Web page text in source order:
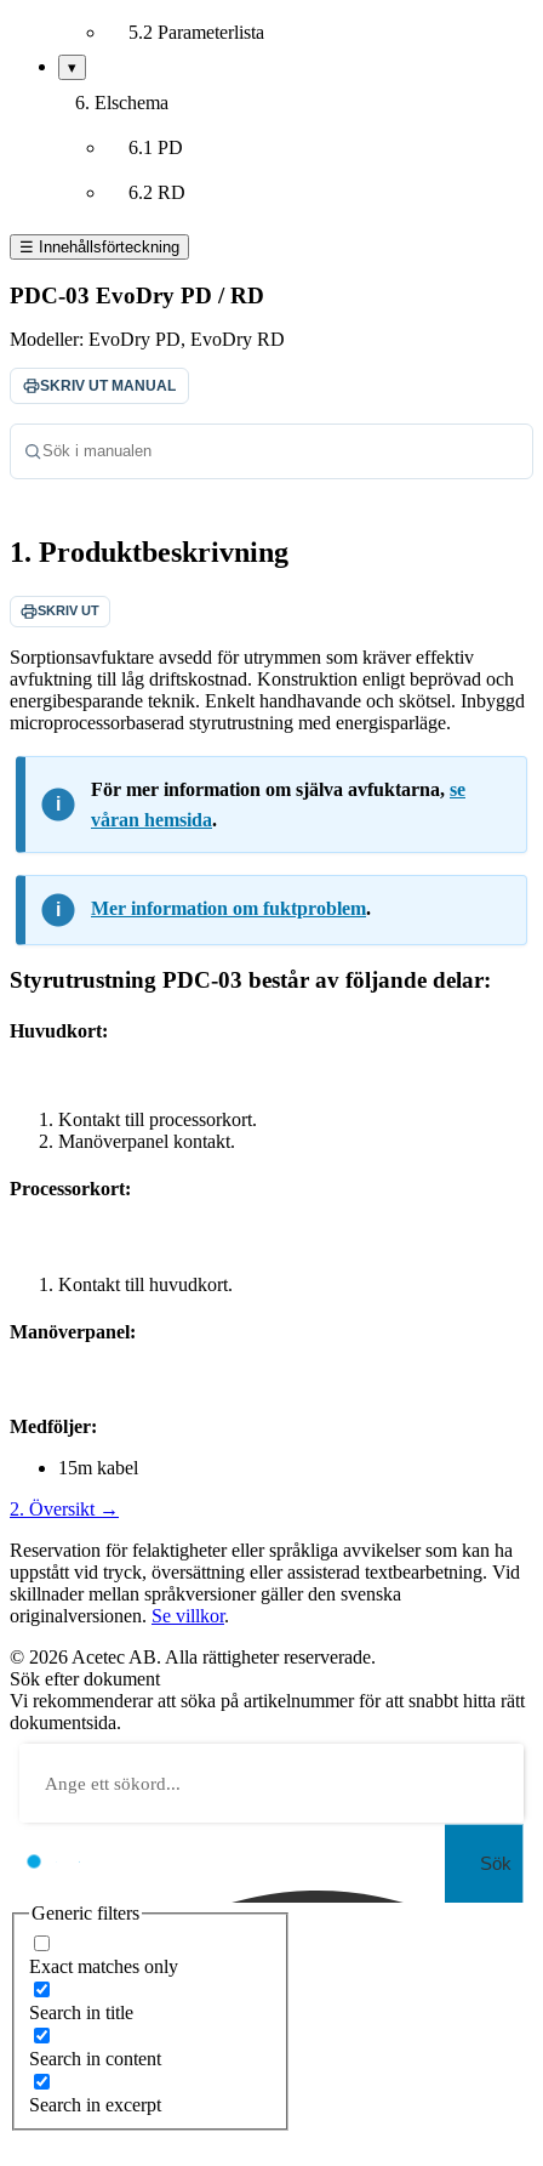
5.2 Parameterlista
▾Visa/dölj
undersektioner
6. Elschema
6.1 PD
6.2 RD
☰ Innehållsförteckning
PDC-03 EvoDry PD / RD
Modeller: EvoDry PD, EvoDry RD
SKRIV UT MANUAL
Sök i manualen
1. Produktbeskrivning
SKRIV UT
Sorptionsavfuktare avsedd för utrymmen som kräver effektiv
avfuktning till låg driftskostnad. Konstruktion enligt beprövad och
energibesparande teknik. Enkelt handhavande och skötsel. Inbyggd
microprocessorbaserad styrutrustning med energisparläge.
För mer information om själva avfuktarna, se
våran hemsida.
Mer information om fuktproblem.
Styrutrustning PDC-03 består av följande delar:
Huvudkort:
Kontakt till processorkort.
Manöverpanel kontakt.
Processorkort:
Kontakt till huvudkort.
Manöverpanel:
Medföljer:
15m kabel
2. Översikt →
Reservation för felaktigheter eller språkliga avvikelser som kan ha
uppstått vid tryck, översättning eller assisterad textbearbetning. Vid
skillnader mellan språkversioner gäller den svenska
originalversionen. Se villkor.
© 2026 Acetec AB. Alla rättigheter reserverade.
Sök efter dokument
Vi rekommenderar att söka på artikelnummer för att snabbt hitta rätt
dokumentsida.
Sök
Generic filters
Exact matches only
Search in title
Search in content
Search in excerpt